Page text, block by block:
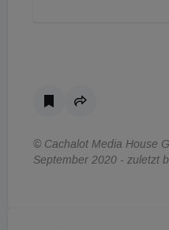
© Cachalot Media House
September 2020 - zuletzt